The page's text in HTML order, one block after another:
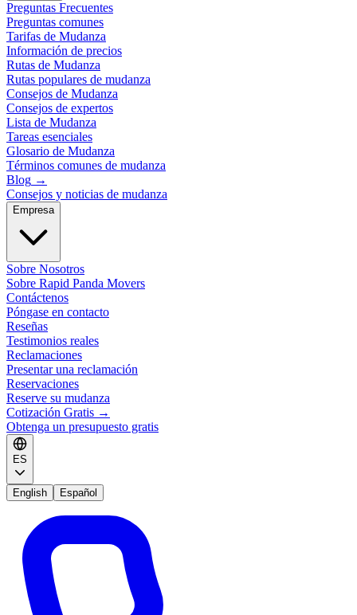
Preguntas Frecuentes
Preguntas comunes
Tarifas de Mudanza
Información de precios
Rutas de Mudanza
Rutas populares de mudanza
Consejos de Mudanza
Consejos de expertos
Lista de Mudanza
Tareas esenciales
Glosario de Mudanza
Términos comunes de mudanza
Blog →
Consejos y noticias de mudanza
Empresa
Sobre Nosotros
Sobre Rapid Panda Movers
Contáctenos
Póngase en contacto
Reseñas
Testimonios reales
Reclamaciones
Presentar una reclamación
Reservaciones
Reserve su mudanza
Cotización Gratis →
Obtenga un presupuesto gratis
ES
English Español